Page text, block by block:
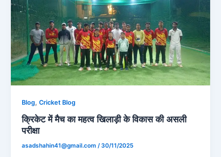
Blog,Cricket Blog
क्रिकेट में मैच का महत्व खिलाड़ी के विकास की असली
परीक्षा
asadshahin41@gmail.com/30/11/2025